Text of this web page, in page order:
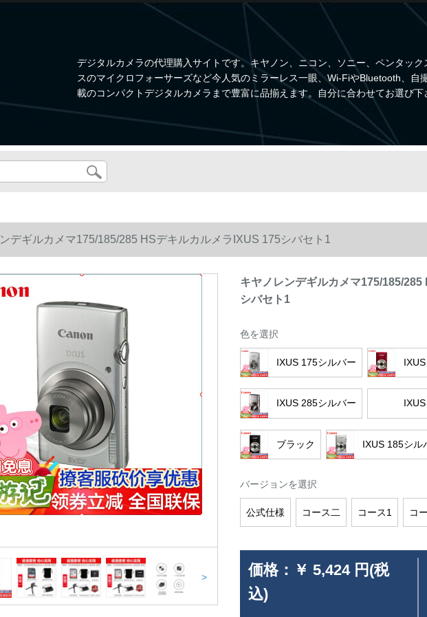
デジタルカメラの代理購入サイトです。キヤノン、ニコン、ソニー、ペンタッ
スのマイクロフォーサーズなど今人気のミラーレス一眼、Wi-FiやBluetooth、
載のコンパクトデジタルカメラまで豊富に品揃えます。自分に合わせてお選び下
デギルカメマ175/185/285 HSデキルカルメラIXUS 175シバセト1
>
キヤノレンデギルカメマ175/185/
シバセト1
色を選択
IXUS 175シルバー
IXUS 285シルバー
ブラック IXUS 185シル
バージョンを選択
公式仕様 コース二 コース1 コ
価格： ￥ 5,424 円(税
込)